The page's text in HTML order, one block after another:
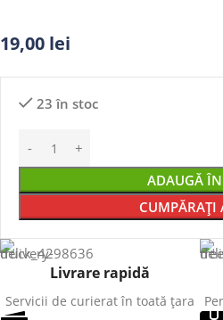
19,00 lei
23 în stoc
ADAUGĂ
CUMPĂRAȚI
Livrare rapidă
Servicii de curierat în toată țara